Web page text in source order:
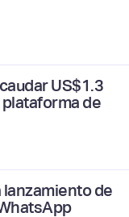
US$1.3
de
lanzamiento de